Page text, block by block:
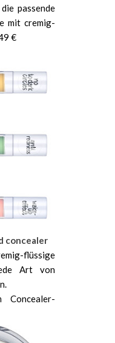
passende
mit cremig-
€
concealer
flüssige
Art von
Concealer-